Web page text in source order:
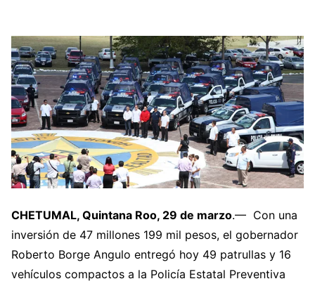
CHETUMAL, Quintana Roo, 29 de marzo.— Con una
inversión de 47 millones 199 mil pesos, el gobernador
Roberto Borge Angulo entregó hoy 49 patrullas y 16
vehículos compactos a la Policía Estatal Preventiva